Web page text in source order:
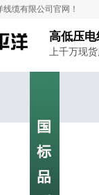
缆有限公司官网！
高低压
上千万现